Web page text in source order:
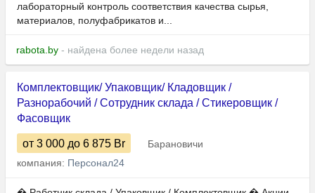
лабораторный контроль соответствия качества сырья,
материалов, полуфабрикатов и...
rabota.by - найдена более недели назад
Комплектовщик/ Упаковщик/ Кладовщик /
Разнорабочий / Сотрудник склада / Стикеровщик /
Фасовщик
от 3 000 до 6 875 Br
Барановичи
компания: Персонал24